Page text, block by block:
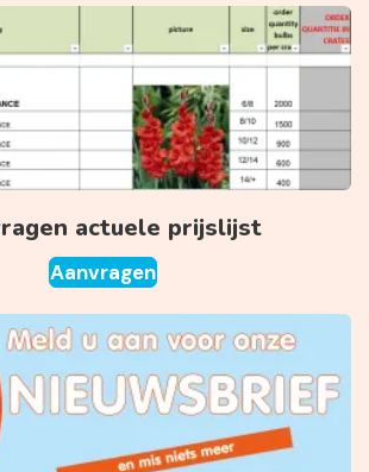
actuele prijslijst
Aanvragen